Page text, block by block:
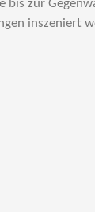
bis zur
inszeniert